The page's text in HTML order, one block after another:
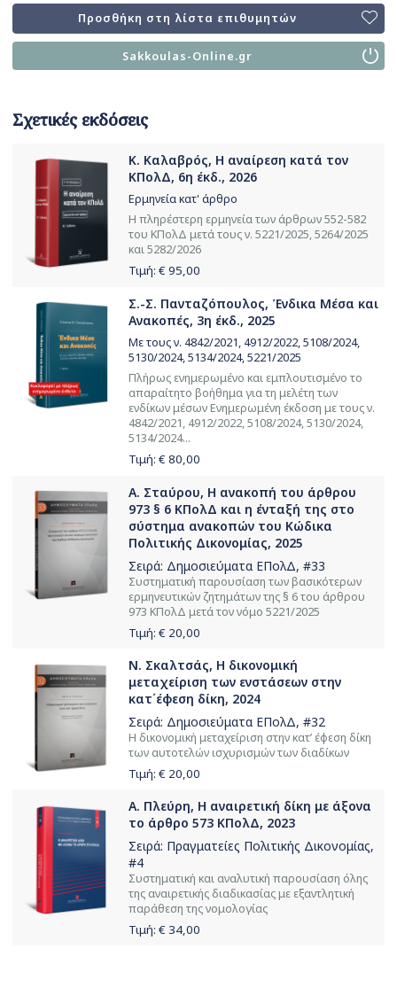
Προσθήκη στη λίστα επιθυμητών
Sakkoulas-Online.gr
Σχετικές εκδόσεις
Κ. Καλαβρός, Η αναίρεση κατά τον
ΚΠολΔ, 6η έκδ., 2026
Ερμηνεία κατ' άρθρο
Η πληρέστερη ερμηνεία των άρθρων 552-582
του ΚΠολΔ μετά τους ν. 5221/2025, 5264/2025
και 5282/2026
Τιμή: € 95,00
Σ.-Σ. Πανταζόπουλος, Ένδικα Μέσα και
Ανακοπές, 3η έκδ., 2025
Με τους ν. 4842/2021, 4912/2022, 5108/2024,
5130/2024, 5134/2024, 5221/2025
Πλήρως ενημερωμένο και εμπλουτισμένο το
απαραίτητο βοήθημα για τη μελέτη των
ενδίκων μέσων Ενημερωμένη έκδοση με τους ν.
4842/2021, 4912/2022, 5108/2024, 5130/2024,
5134/2024...
Τιμή: € 80,00
Α. Σταύρου, Η ανακοπή του άρθρου
973 § 6 ΚΠολΔ και η ένταξή της στο
σύστημα ανακοπών του Κώδικα
Πολιτικής Δικονομίας, 2025
Σειρά: Δημοσιεύματα ΕΠολΔ, #33
Συστηματική παρουσίαση των βασικότερων
ερμηνευτικών ζητημάτων της § 6 του άρθρου
973 ΚΠολΔ μετά τον νόμο 5221/2025
Τιμή: € 20,00
Ν. Σκαλτσάς, Η δικονομική
μεταχείριση των ενστάσεων στην
κατ΄έφεση δίκη, 2024
Σειρά: Δημοσιεύματα ΕΠολΔ, #32
H δικονομική μεταχείριση στην κατ’ έφεση δίκη
των αυτοτελών ισχυρισμών των διαδίκων
Τιμή: € 20,00
Α. Πλεύρη, Η αναιρετική δίκη με άξονα
το άρθρο 573 ΚΠολΔ, 2023
Σειρά: Πραγματείες Πολιτικής Δικονομίας,
#4
Συστηματική και αναλυτική παρουσίαση όλης
της αναιρετικής διαδικασίας με εξαντλητική
παράθεση της νομολογίας
Τιμή: € 34,00